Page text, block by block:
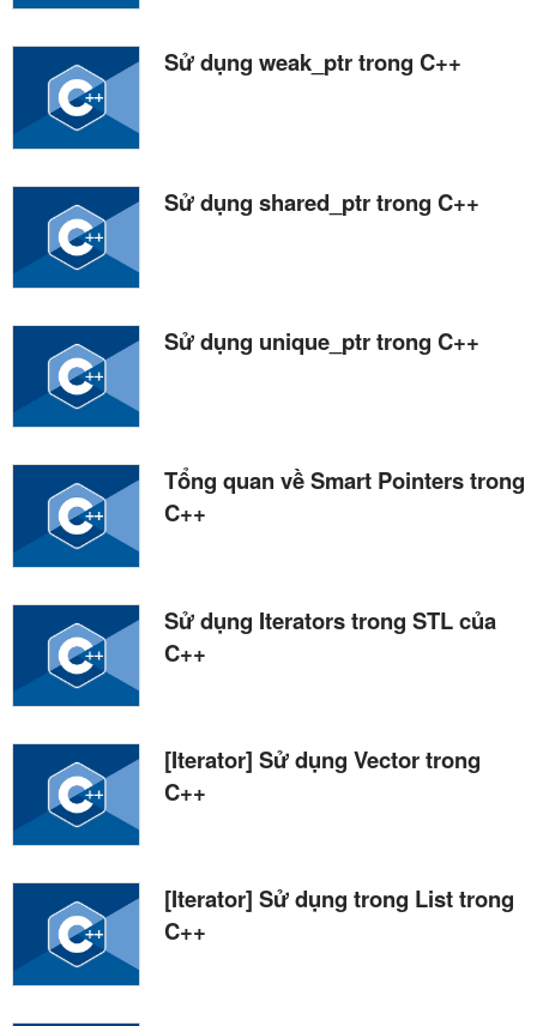
Sử dụng weak_ptr trong C++
Sử dụng shared_ptr trong C++
Sử dụng unique_ptr trong C++
Tổng quan về Smart Pointers trong
C++
Sử dụng Iterators trong STL của
C++
[Iterator] Sử dụng Vector trong
C++
[Iterator] Sử dụng trong List trong
C++